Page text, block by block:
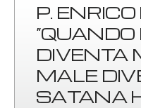
P. ENRICO
“QUANDO
DIVENTA
MALE
SATANA